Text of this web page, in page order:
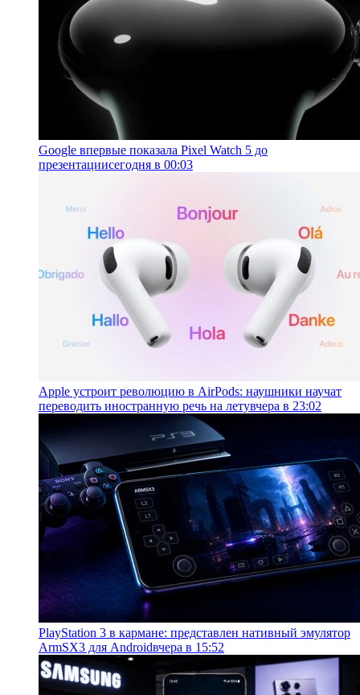
Google впервые показала Pixel Watch 5 до
презентациисегодня в 00:03
Apple устроит революцию в AirPods: наушники научат
переводить иностранную речь на летувчера в 23:02
PlayStation 3 в кармане: представлен нативный эмулятор
ArmSX3 для Androidвчера в 15:52